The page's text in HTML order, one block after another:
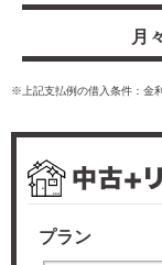
月
※上記支払例の借入条件：金
プラン